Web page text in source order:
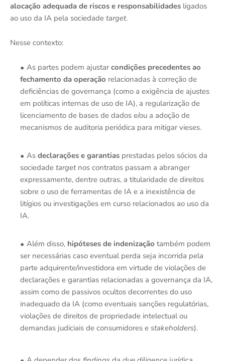
alocação adequada de riscos e responsabilidades ligados
ao uso da IA pela sociedade target.
Nesse contexto:
As partes podem ajustar condições precedentes ao
fechamento da operação relacionadas à correção de
deficiências de governança (como a exigência de ajustes
em políticas internas de uso de IA), a regularização de
licenciamento de bases de dados e/ou a adoção de
mecanismos de auditoria periódica para mitigar vieses.
As declarações e garantias prestadas pelos sócios da
sociedade targetnos contratos passam a abranger
expressamente, dentre outras, a titularidade de direitos
sobre o uso de ferramentas de IA e a inexistência de
litígios ou investigações em curso relacionados ao uso da
IA.
Além disso, hipóteses de indenização também podem
ser necessárias caso eventual perda seja incorrida pela
parte adquirente/investidora em virtude de violações de
declarações e garantias relacionadas a governança da IA,
assim como de passivos ocultos decorrentes do uso
inadequado da IA (como eventuais sanções regulatórias,
violações de direitos de propriedade intelectual ou
demandas judiciais de consumidores e stakeholders).